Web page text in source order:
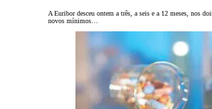
A Euribor desceu ontem a três, a seis e a 12 meses, nos
novos mínimos…